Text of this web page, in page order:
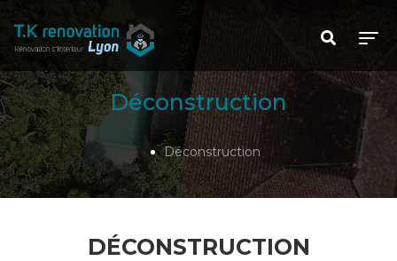
Déconstruction
Déconstruction
DÉCONSTRUCTION